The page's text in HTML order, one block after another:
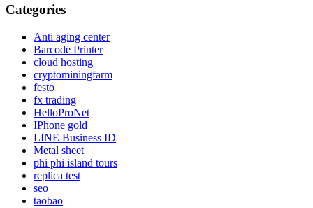
Categories
Anti aging center
Barcode Printer
cloud hosting
cryptominingfarm
festo
fx trading
HelloProNet
IPhone gold
LINE Business ID
Metal sheet
phi phi island tours
replica test
seo
taobao